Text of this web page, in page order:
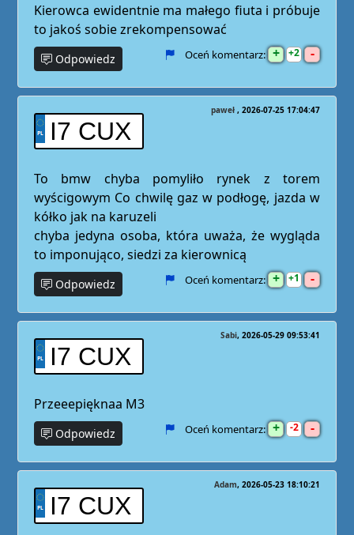
Kierowca ewidentnie ma małego fiuta i próbuje
to jakoś sobie zrekompensować
Odpowiedz Oceń komentarz: + 2 -
I7 CUX
paweł 2026-07-25 17:04:47
To bmw chyba pomyliło rynek z torem
wyścigowym Co chwilę gaz w podłogę, jazda w
kółko jak na karuzeli
chyba jedyna osoba, która uważa, że wygląda
to imponująco, siedzi za kierownicą
Odpowiedz Oceń komentarz: + 1 -
I7 CUX
Sabi 2026-05-29 09:53:41
Przeeepięknaa M3
Odpowiedz Oceń komentarz: + 2 -
I7 CUX
Adam 2026-05-23 18:10:21